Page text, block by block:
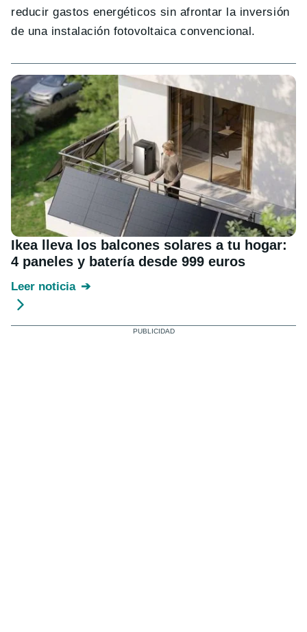
reducir gastos energéticos sin afrontar la inversión
de una instalación fotovoltaica convencional.
Ikea lleva los balcones solares a tu hogar:
4 paneles y batería desde 999 euros
Leer noticia